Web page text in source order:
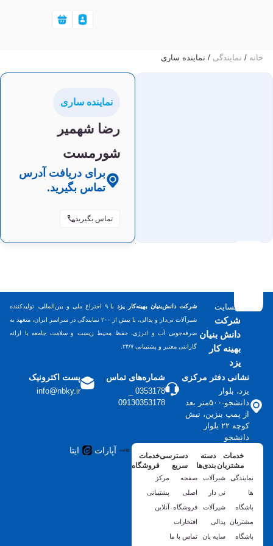
خانه / نمایندگی‌ / نماینده ساری
نماینده ساری
رضا شهمیر
شورمست
برای دریافت آدرس
تماس بگیرید.
تماس بگیرید
وبسایت
شرکت
دانش بنیان
بهینه کار
یزد
شرکت دانش‌بنیان بهینه‌کار یزد
با ۹ اختراع ملی و بین‌المللی، تولیدکننده
شیرآلات نی‌دار و پدالی، با بیش از ۲۰۰ نمایندگی در سراسر ایران، متعهد به
صرفه‌جویی آب و انرژی، حفظ محیط زیست و سلامت جامعه با ارائه
گارانتی معتبر و پشتیبانی ۲۴/۷.
نشانی دفتر مرکزی
یزد، بلوار
دانشجو-۵۰۰متر بعد
از پمپ بنزین، نبش
کوچه ۲۲ بلوار
دانشجو
شماره‌های تماس
09130353178
پست اکترونیک
info@nbky.ir
خدمات
مشتریان
نمایندگی
ها
باشگاه
مشتریان
باشگاه
دسته
بندی‌ها
شیرآلات
نی دار
شیرآلات
پدالی
سایه بان
دسترسی
سریع
صفحه
اصلی
فروشگاه
افتخارات
تماس با ما
خدمات
فروشگاه
مرکز
پشتیبانی
آنلاین
آپارات ایتا